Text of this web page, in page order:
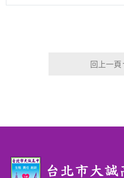
回上一頁